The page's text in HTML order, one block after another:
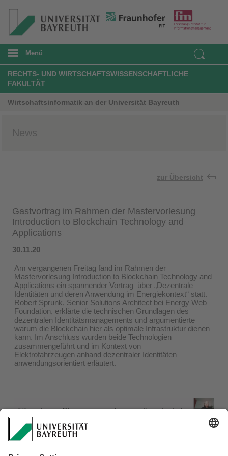
Menü
RECHTS- UND WIRTSCHAFTSWISSENSCHAFTLICHE
FAKULTÄT
Wirtschaftsinformatik an der Universität Bayreuth
News
zur Übersicht
Gastvortrag im Rahmen der Mastervorlesung
Introduction to Blockchain Technology and
Applications
30.11.20
Am vergangenen Freitag fand im Rahmen der
Mastervorlesung Introduction to Blockchain Technology and
Applications ein spannender Vortrag über „Dezentrale
Identitäten und deren Anwendung im Energiekontext“ statt.
Robert Sprunk, Senior Solutions Architect bei Energy Web
Foundation, erklärte die technischen Grundlagen des
dezentralen Identitätsmanagements und argumentierte
warum die Blockchain hier als optimale Infrastruktur dienen
kann. Im Anschluss wurden beide Technologien
zusammengeführt und im Kontext von
Elektrofahrzeugen anhand dezentraler Identitäten
anwendungsorientiert erläutert.